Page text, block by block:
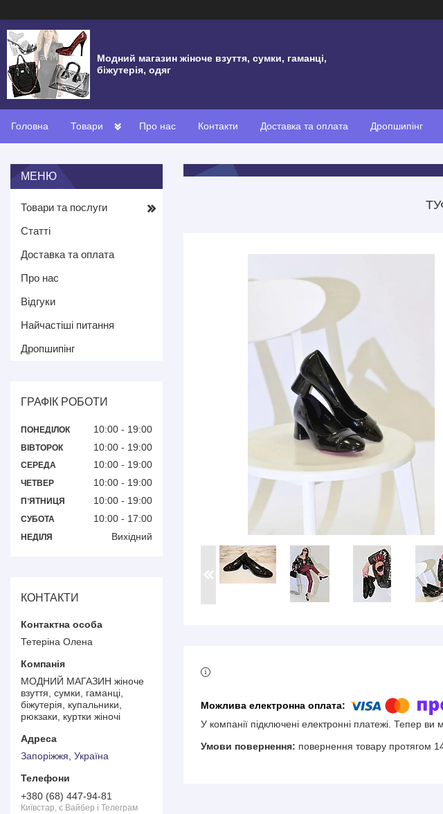
Модний магазин жіноче взуття, сумки, гаманці,
біжутерія, одяг
Головна Товари Про нас Контакти Доставка та оплата Дропшипінг
У компанії підключені електронні платежі. Тепер
повернення товару протягом
Товари та послуги
Статті
Доставка та оплата
Про нас
Відгуки
Найчастіші питання
Дропшипінг
ГРАФІК РОБОТИ
ПОНЕДІЛОК 10:00 19:00
ВІВТОРОК 10:00 19:00
СЕРЕДА 10:00 19:00
ЧЕТВЕР 10:00 19:00
ПʼЯТНИЦЯ 10:00 19:00
СУБОТА 10:00 17:00
НЕДІЛЯ Вихідний
КОНТАКТИ
Тетеріна Олена
МОДНИЙ МАГАЗИН жіноче
взуття, сумки, гаманці,
біжутерія, купальники,
рюкзаки, куртки жіночі
Запоріжжя, Україна
+380 (68) 447-94-81
Київстар, є Вайбер і Телеграм